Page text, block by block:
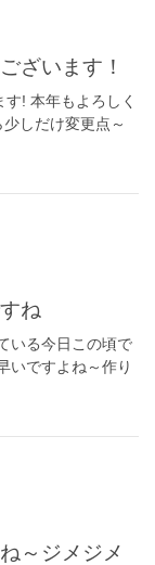
ざいます！
! 本年もよろしく
しだけ変更点～
ね
いる今日この頃で
いですよね～作り
ね～ジメジメ